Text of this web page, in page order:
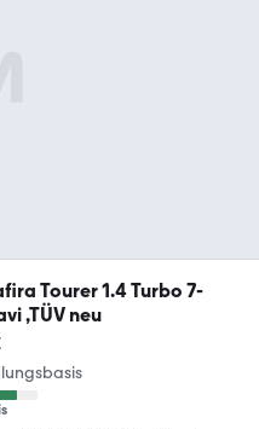
Tourer 1.4 Turbo 7-
,TÜV neu